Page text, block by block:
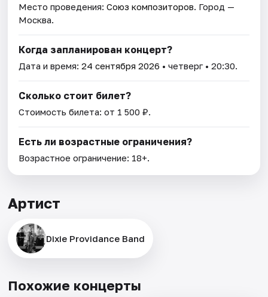
Место проведения:Союз композиторов. Город —
Москва.
Когда запланирован концерт?
Дата и время:24 сентября 2026 • четверг • 20:30.
Сколько стоит билет?
Стоимость билета: от 1 500 ₽.
Есть ли возрастные ограничения?
Возрастное ограничение: 18+.
Артист
Dixie Providance Band
Похожие концерты